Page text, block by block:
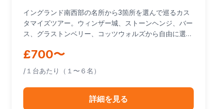
イングランド南西部の名所から3箇所を選んで巡るカス
タマイズツアー。ウィンザー城、ストーンヘンジ、バー
ス、グラストンベリー、コッツウォルズから自由に選択
£700〜
/１台あたり（１〜６名）
詳細を見る